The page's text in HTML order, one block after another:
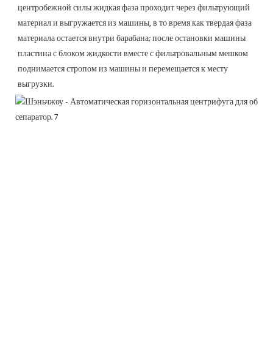
центробежной силы жидкая фаза проходит через фильтрующий
материал и выгружается из машины, в то время как твердая фаза
материала остается внутри барабана; после остановки машины
пластина с блоком жидкости вместе с фильтровальным мешком
поднимается стропом из машины и перемещается к месту
выгрузки.